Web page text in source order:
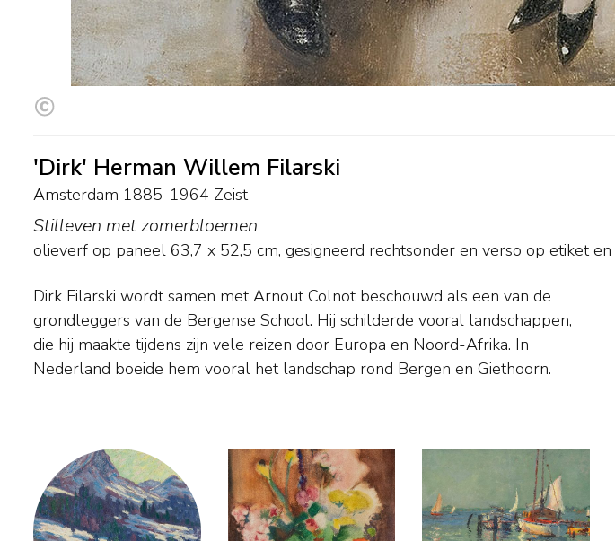
'Dirk' Herman Willem Filarski
Amsterdam 1885-1964 Zeist
Stilleven met zomerbloemen
olieverf op paneel 63,7 x 52,5 cm, gesigneerd rechtsonder en verso op etiket en
Dirk Filarski wordt samen met Arnout Colnot beschouwd als een van de
grondleggers van de Bergense School. Hij schilderde vooral landschappen,
die hij maakte tijdens zijn vele reizen door Europa en Noord-Afrika. In
Nederland boeide hem vooral het landschap rond Bergen en Giethoorn.
Filarski gebruikte daarvoor aanvankelijk lichte kleuren, na 1910 veranderde
zijn palet in bruinen en groenen en werd zijn werk krachtig en
expressionistisch. Ook schilderde hij stillevens en bloemen, groot opgezet in